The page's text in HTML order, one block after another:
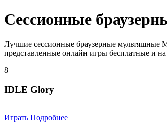
Сессионные
Лучшие сессионные браузерные мультяшные
представленные онлайн игры бесплатные и
8
IDLE Glory
Играть Подробнее